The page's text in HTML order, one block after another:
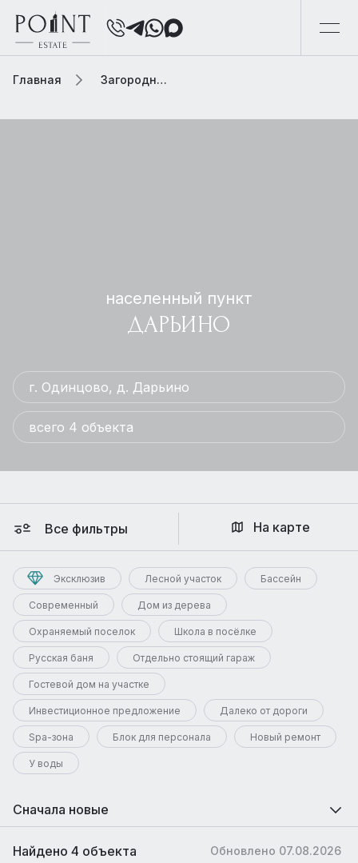
Главная Загородная элитная недвижимость
населенный пункт
ДАРЬИНО
г. Одинцово, д. Дарьино
всего 4 объекта
Все фильтры
Эксклюзив Лесной участок Бассейн
Современный Дом из дерева
Охраняемый поселок Школа в посёлке
Русская баня Отдельно стоящий гараж
Гостевой дом на участке
Инвестиционное предложение Далеко от дороги
Spa-зона Блок для персонала Новый ремонт
У воды
На карте
Сначала новые
Обновлено 07.08.2026
Найдено 4 объекта